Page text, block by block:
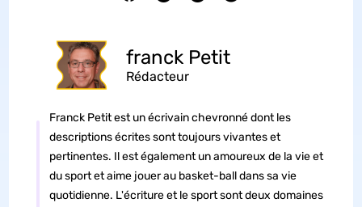
franck Petit
Rédacteur
Franck Petit est un écrivain chevronné dont les
descriptions écrites sont toujours vivantes et
pertinentes. Il est également un amoureux de la vie et
du sport et aime jouer au basket-ball dans sa vie
quotidienne. L'écriture et le sport sont deux domaines